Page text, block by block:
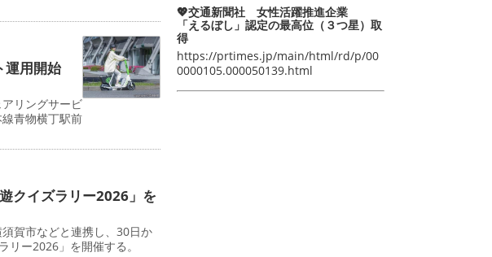
運用開始
リングサービ
青物横丁駅前
クイズラリー2026」を
賀市などと連携し、30日か
リー2026」を開催する。
💖交通新聞社 女性活躍推進企業
「えるぼし」認定の最高位（３つ星）取
得
https://prtimes.jp/main/html/rd/p/00
0000105.000050139.html